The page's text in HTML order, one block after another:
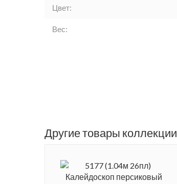
Цвет:
Вес:
Другие товары коллекции